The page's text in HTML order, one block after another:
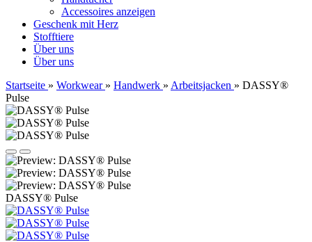
Accessoires anzeigen
Geschenk mit Herz
Stofftiere
Über uns
Über uns
Startseite » Workwear » Handwerk » Arbeitsjacken » DASSY®
Pulse
DASSY® Pulse